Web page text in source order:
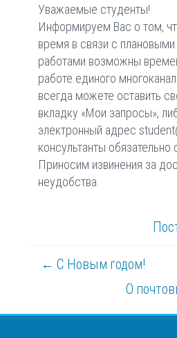
Уважаемые студенты!
Информируем Вас о том,
время в связи с
работами возможны
работе единого
всегда можете оставить
вкладку «Мои запросы»,
электронный адрес
консультанты обязательно
Приносим извинения за
неудобства.
← С Новым годом!
О